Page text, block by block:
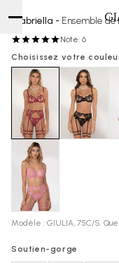
Gabriella - Ensemble de
Note: 6
Choisissez votre
Modèle : GIULIA, 75C/S.
Soutien-gorge